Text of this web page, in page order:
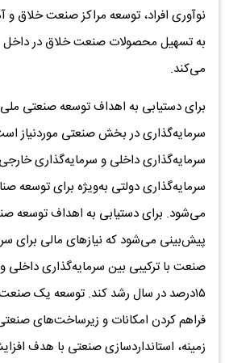
نوآوری افراد، توسعه مراکز صنعت خلاق
به تسهیل محصولات صنعت خلاق در داخل
می‌کند.
برای دستیابی به اهداف توسعه صنعتی
سرمایه‌گذاری در بخش صنعتی موردنیاز
سرمایه‌گذاری داخلی و سرمایه‌گذاری
سرمایه‌گذاری دولتی به‌‌‌ویژه برای توسعه
پیش‌بینی می‌شود که نیازهای مالی برای
صنعت با ترکیبی بین سرمایه‌گذاری
۱۵‌درصد در سال رشد کند. توسعه یک صنعت
فراهم کردن امکانات و زیرساخت‌‌‌های
زمینه، استانداردسازی صنعتی با هدف